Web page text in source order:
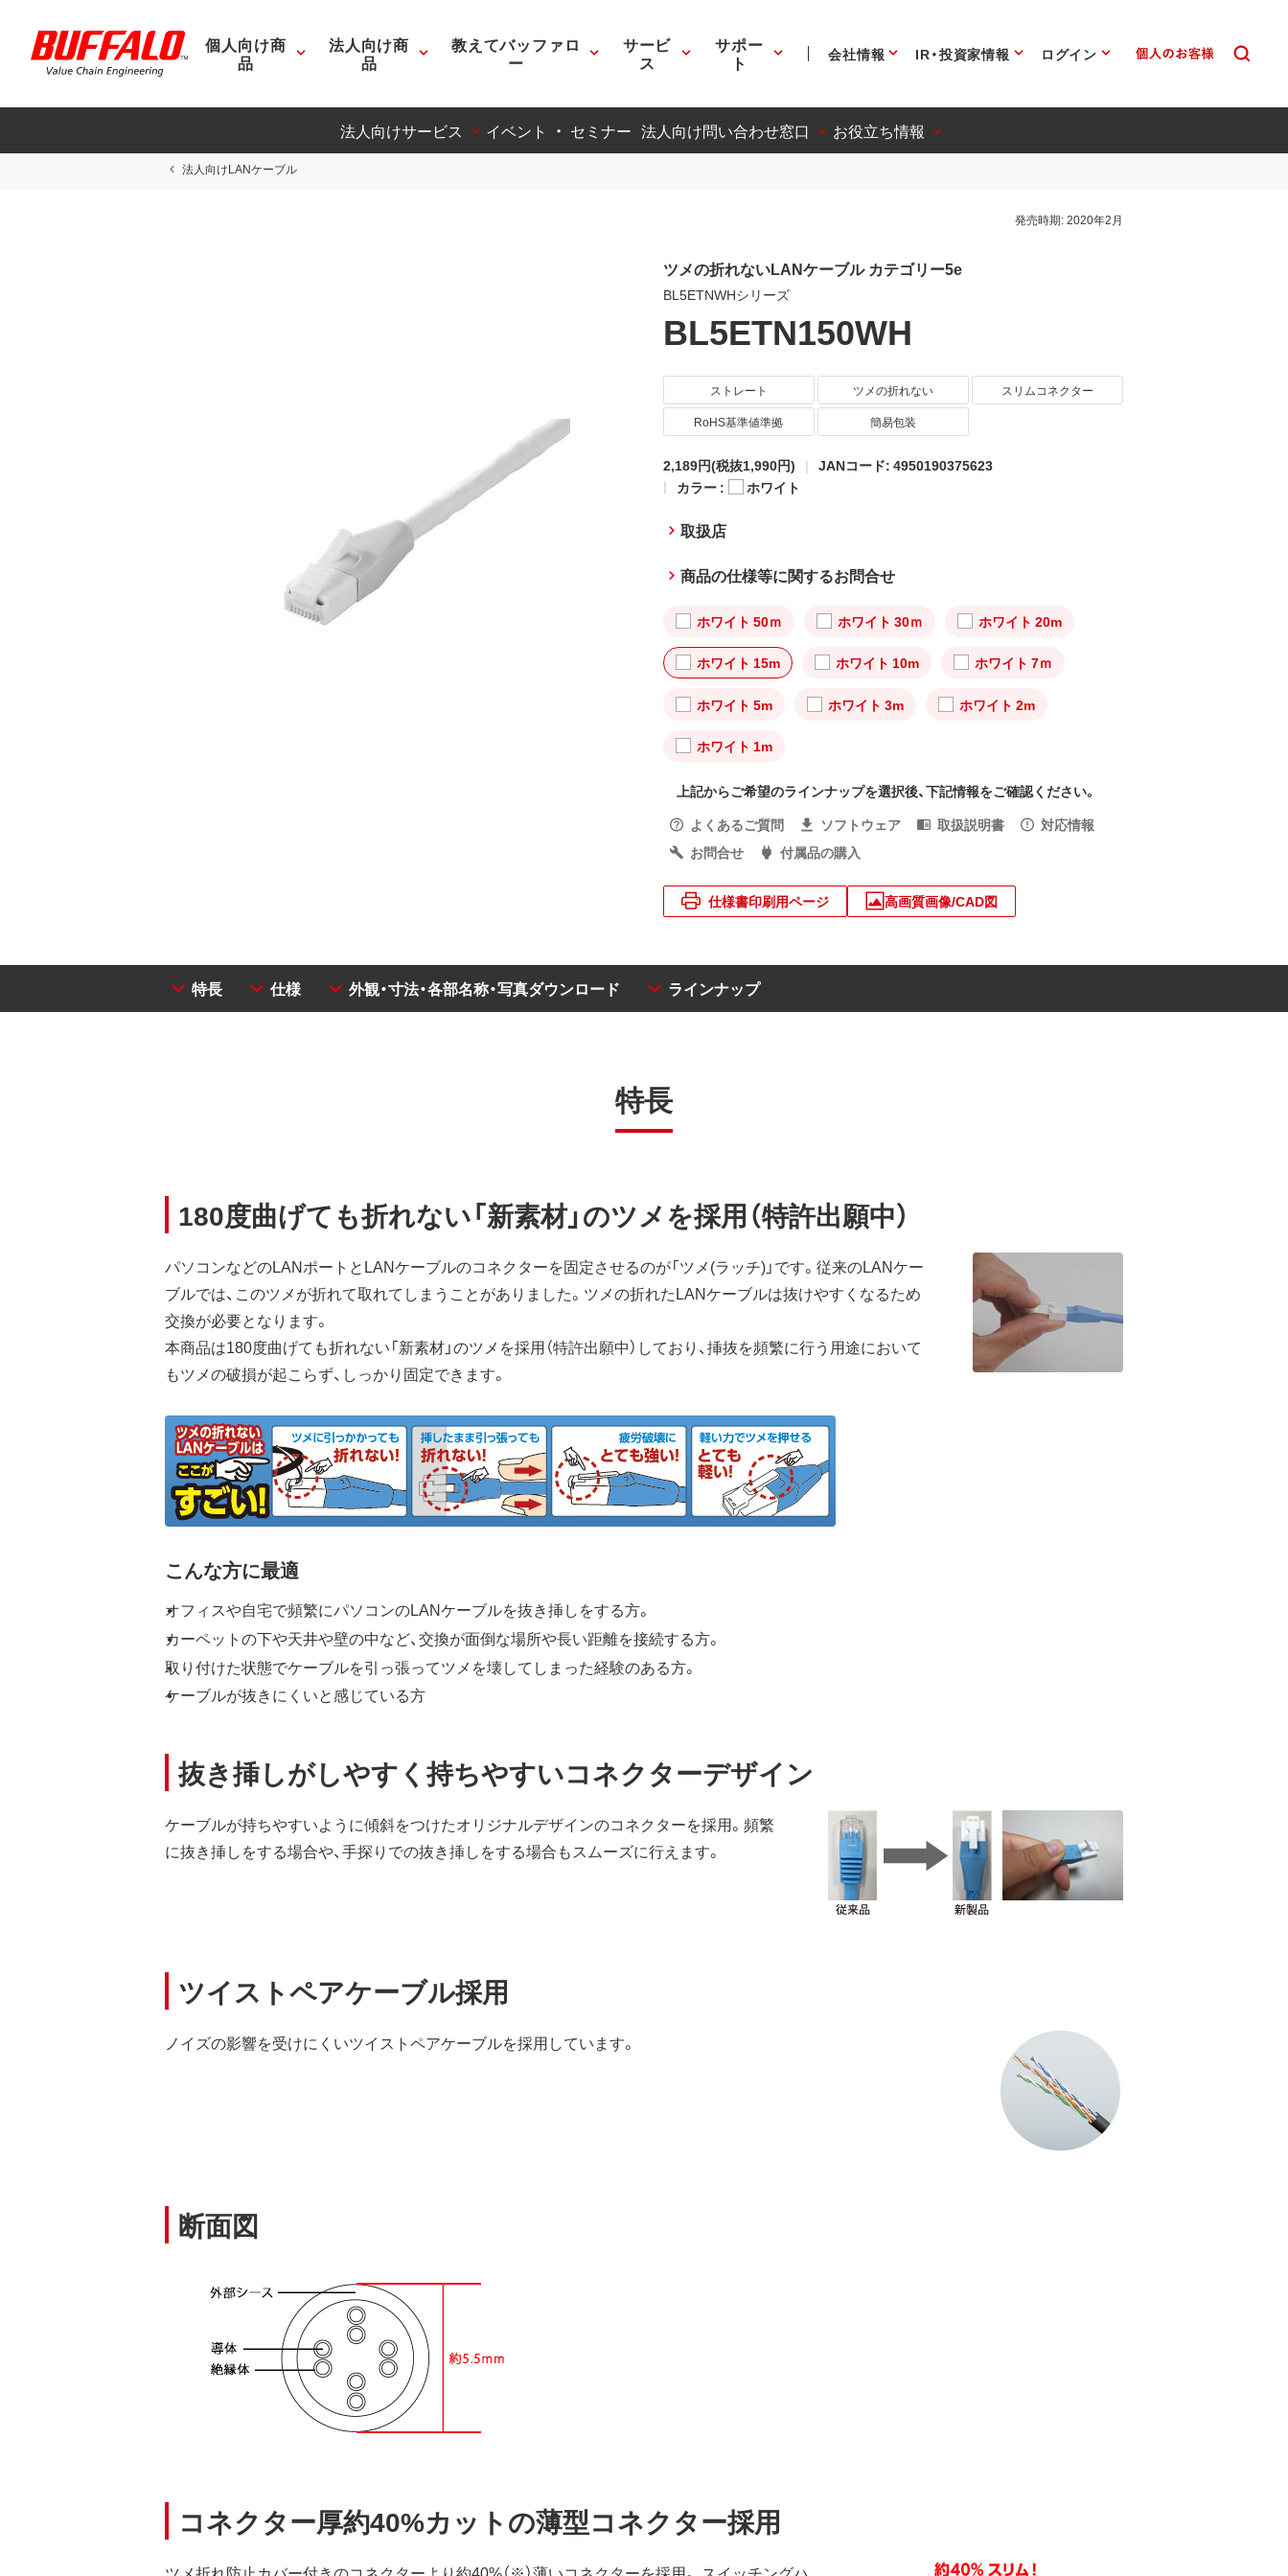
個人向け商
品
法人向け商
品
教えてバッファロ
ー
サービ
ス
サポー
ト 会社情報 IR・投資家情報 ログイン
法人向けサービス イベント ・ セミナー 法人向け問い合わせ窓口 お役立ち情報
法人向けLANケーブル
発売時期:2020年2月
ツメの折れないLANケーブル カテゴリー5e
BL5ETNWHシリーズ
BL5ETN150WH
ストレート ツメの折れない
スリムコネクター
RoHS基準値準拠
簡易包装
2,189円(税抜1,990円)
JANコード: 4950190375623
カラー :
ホワイト
取扱店
商品の仕様等に関するお問合せ
ホワイト 50ｍ ホワイト 30ｍ ホワイト 20m
ホワイト 15m ホワイト 10m ホワイト 7ｍ
ホワイト 5m ホワイト 3m ホワイト 2m
ホワイト 1m
上記からご希望のラインナップを選択後、下記情報をご確認ください。
よくあるご質問
ソフトウェア 取扱説明書
対応情報
お問合せ
付属品の購入
仕様書印刷用ページ 高画質画像/CAD図
特長 仕様 外観・寸法・各部名称・写真ダウンロード ラインナップ
特長
180度曲げても折れない「新素材」のツメを採用（特許出願中）
パソコンなどのLANポートとLANケーブルのコネクターを固定させるのが「ツメ(ラッチ)」です。従来のLANケー
ブルでは、このツメが折れて取れてしまうことがありました。ツメの折れたLANケーブルは抜けやすくなるため
交換が必要となります。
本商品は180度曲げても折れない「新素材」のツメを採用（特許出願中）しており、挿抜を頻繁に行う用途において
もツメの破損が起こらず、しっかり固定できます。
こんな方に最適
オフィスや自宅で頻繁にパソコンのLANケーブルを抜き挿しをする方。
カーペットの下や天井や壁の中など、交換が面倒な場所や長い距離を接続する方。
取り付けた状態でケーブルを引っ張ってツメを壊してしまった経験のある方。
ケーブルが抜きにくいと感じている方
抜き挿しがしやすく持ちやすいコネクターデザイン
ケーブルが持ちやすいように傾斜をつけたオリジナルデザインのコネクターを採用。頻繁
に抜き挿しをする場合や、手探りでの抜き挿しをする場合もスムーズに行えます。
ツイストペアケーブル採用
ノイズの影響を受けにくいツイストペアケーブルを採用しています。
断面図
コネクター厚約40%カットの薄型コネクター採用